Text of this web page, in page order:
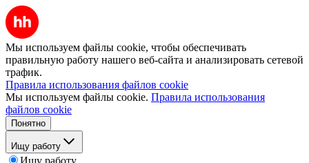
Мы используем файлы cookie, чтобы обеспечивать
правильную работу нашего веб-сайта и анализировать сетевой
трафик.
Правила использования файлов cookie
Мы используем файлы cookie. Правила использования
файлов cookie
Понятно
Ищу работу
Ищу работу